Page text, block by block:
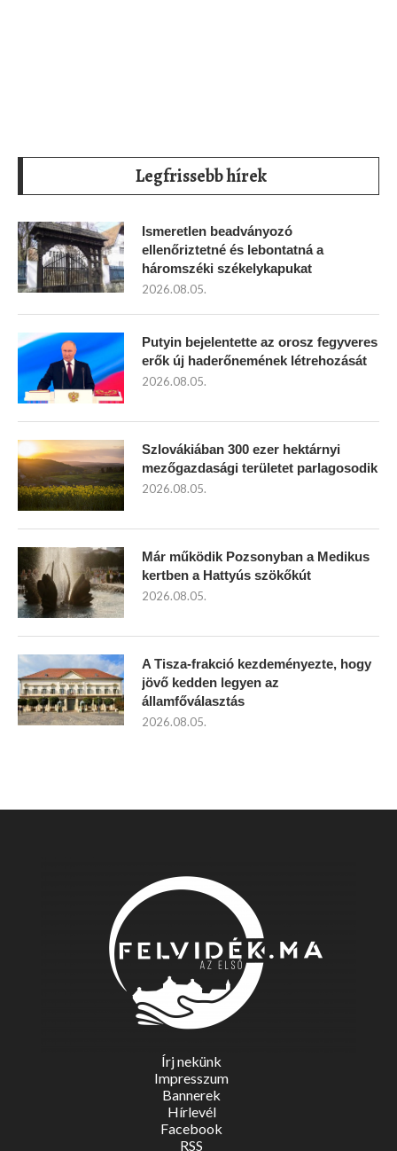
Legfrissebb hírek
Ismeretlen beadványozó
ellenőriztetné és lebontatná a
háromszéki székelykapukat
2026.08.05.
Putyin bejelentette az orosz fegyveres
erők új haderőnemének létrehozását
2026.08.05.
Szlovákiában 300 ezer hektárnyi
mezőgazdasági területet parlagosodik
2026.08.05.
Már működik Pozsonyban a Medikus
kertben a Hattyús szökőkút
2026.08.05.
A Tisza-frakció kezdeményezte, hogy
jövő kedden legyen az
államfőválasztás
2026.08.05.
Írj nekünk
Impresszum
Bannerek
Hírlevél
Facebook
RSS